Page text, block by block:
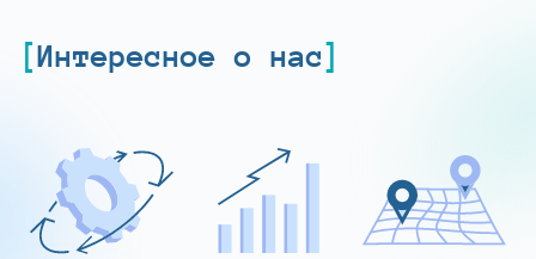
Интересное о нас